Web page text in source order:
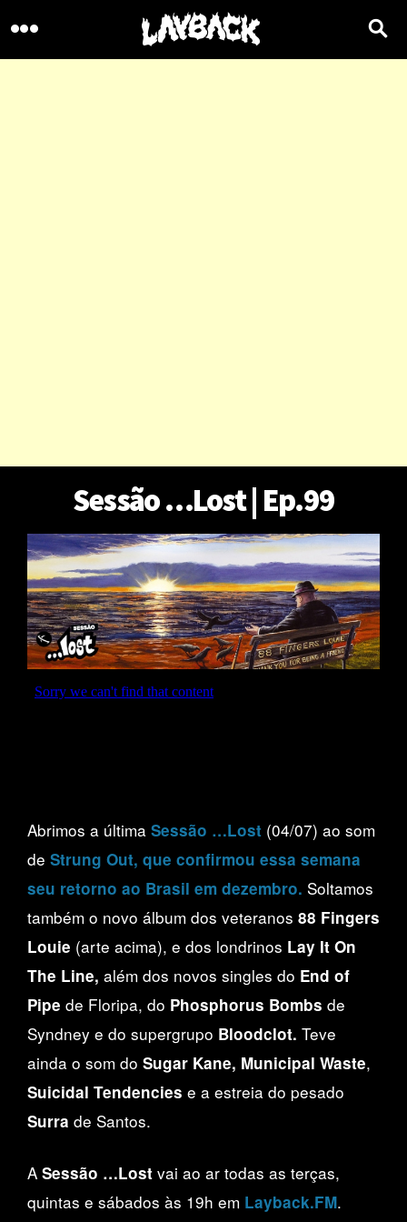
Sessão …Lost | Ep.99
Abrimos a última Sessão …Lost (04/07) ao som
de Strung Out, que confirmou essa semana
seu retorno ao Brasil em dezembro. Soltamos
também o novo álbum dos veteranos 88 Fingers
Louie (arte acima), e dos londrinos Lay It On
The Line, além dos novos singles do End of
Pipe de Floripa, do Phosphorus Bombs de
Syndney e do supergrupo Bloodclot. Teve
ainda o som do Sugar Kane, Municipal Waste,
Suicidal Tendencies e a estreia do pesado
Surra de Santos.
A Sessão …Lost vai ao ar todas as terças,
quintas e sábados às 19h em Layback.FM.